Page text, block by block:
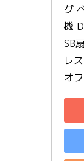
グ
機
SB
レ
オ